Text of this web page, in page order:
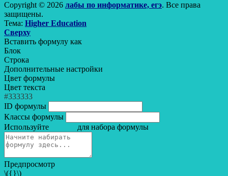
Copyright © 2026 лабы по информатике, егэ. Все права
защищены.
Тема: Higher Education
Прокрутить
вверх
Сверху
Вставить формулу как
Блок
Строка
Дополнительные настройки
Цвет формулы
Цвет текста
#333333
ID формулы
Классы формулы
Используйте
для набора формулы
Предпросмотр
\({}\)